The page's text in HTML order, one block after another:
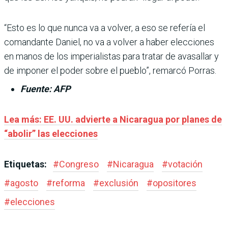
“Esto es lo que nunca va a volver, a eso se refería el
comandante Daniel, no va a volver a haber elecciones
en manos de los imperialistas para tratar de avasallar y
de imponer el poder sobre el pueblo”, remarcó Porras.
Fuente: AFP
Lea más: EE. UU. advierte a Nicaragua por planes de
“abolir” las elecciones
Etiquetas: #Congreso #Nicaragua #votación
#agosto #reforma #exclusión #opositores
#elecciones